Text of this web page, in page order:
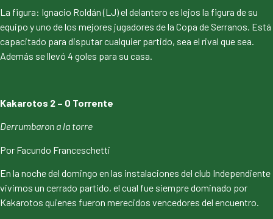
La figura: Ignacio Roldán (LJ) el delantero es lejos la figura de su
equipo y uno de los mejores jugadores de la Copa de Serranos. Está
capacitado para disputar cualquier partido, sea el rival que sea.
Además se llevó 4 goles para su casa.
Kakarotos 2 – 0 Torrente
Derrumbaron a la torre
Por Facundo Franceschetti
En la noche del domingo en las instalaciones del club Independiente
vivimos un cerrado partido, el cual fue siempre dominado por
Kakarotos quienes fueron merecidos vencedores del encuentro.